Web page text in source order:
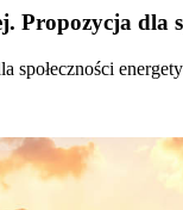
dla
społeczności